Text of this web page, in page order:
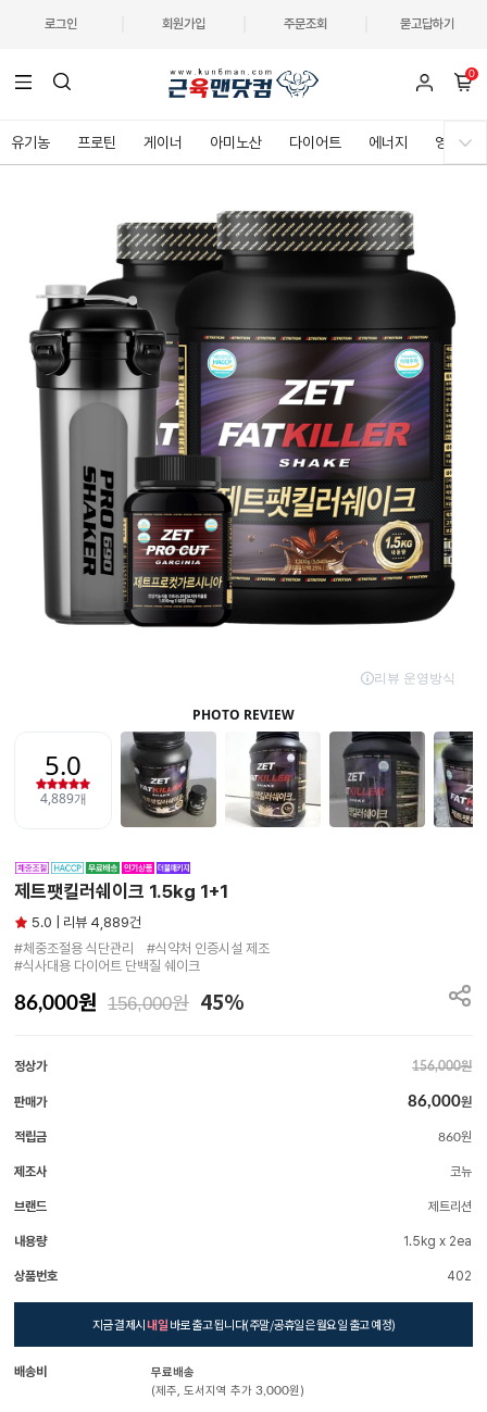
로그인 회원가입 주문조회 묻고답하기
0
유기농 프로틴 게이너 아미노산 다이어트 에너지 영양제
제트팻킬러쉐이크 1.5kg 1+1
5.0 | 리뷰 4,889건
#체중조절용 식단관리　#식약처 인증시설 제조
#식사대용 다이어트 단백질 쉐이크
86,000원 156,000원 45%
정상가 156,000원
판매가 86,000원
적립금 860원
제조사 코뉴
브랜드 제트리션
내용량 1.5kg x 2ea
상품번호 402
지금 결제시내일바로 출고 됩니다(주말/공휴일은 월요일 출고 예정)
배송비
무료배송
(제주, 도서지역 추가 3,000원)